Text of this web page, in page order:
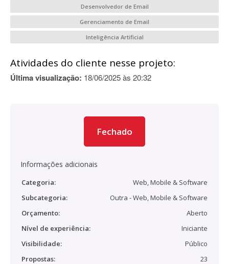
Desenvolvedor de Email
Gerenciamento de Email
Inteligência Artificial
Atividades do cliente nesse projeto:
Última visualização: 18/06/2025 às 20:32
Fechado
Informações adicionais
Categoria:
Web, Mobile & Software
Subcategoria:
Outra - Web, Mobile & Software
Orçamento:
Aberto
Nível de experiência:
Iniciante
Visibilidade:
Público
Propostas:
23